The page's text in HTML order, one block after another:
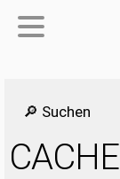
🔎 Suchen
CACHE